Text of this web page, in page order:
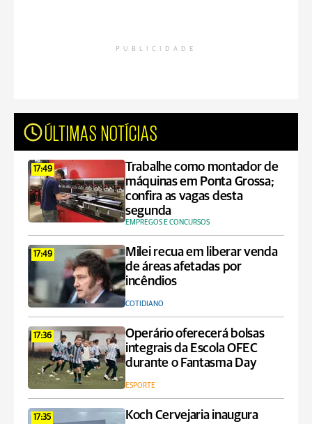
PUBLICIDADE
ÚLTIMAS NOTÍCIAS
17:49
Trabalhe como montador de
máquinas em Ponta Grossa;
confira as vagas desta
segunda
EMPREGOS E CONCURSOS
17:49
Milei recua em liberar venda
de áreas afetadas por
incêndios
COTIDIANO
17:36
Operário oferecerá bolsas
integrais da Escola OFEC
durante o Fantasma Day
ESPORTE
17:35
Koch Cervejaria inaugura